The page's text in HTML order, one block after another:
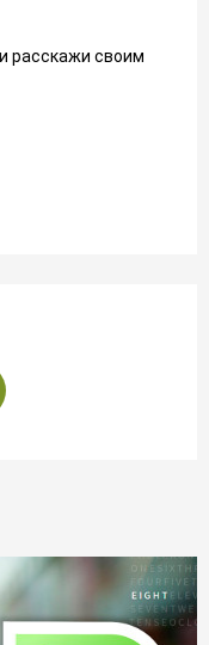
расскажи своим